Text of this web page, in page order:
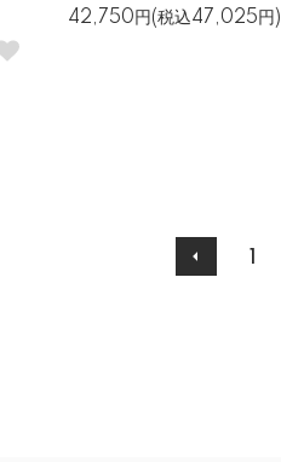
42,750円(税込47,025円)